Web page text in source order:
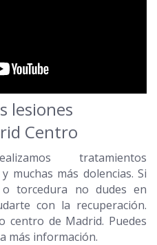
lesiones
Centro
tratamientos
muchas más dolencias. Si
torcedura no dudes en
con la recuperación.
centro de Madrid. Puedes
más información.